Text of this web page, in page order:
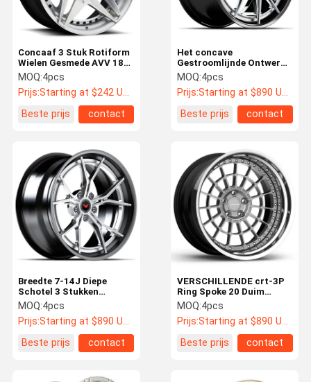
Het concave
Gestroomlijnde Ontwerp
sprak 3 Stukken Gesmede
Wielen vmp-306
MOQ:4pcs
Prijs:Starting at $890 US Dollars ea
Beste prijs
contact
Concaaf 3 Stuk Rotiform
Wielen Gesmede AVV 18
Duim aan 26 Duim
MOQ:4pcs
Prijs:Starting at $242 US Dollars ea
Beste prijs
contact
VERSCHILLENDE crt-3P
Ring Spoke 20 Duim
Gesteund OEM van 3
Stukwielen
MOQ:4pcs
Prijs:Starting at $890 US Dollars ea
Beste prijs
contact
Breedte 7-14J Diepe
Schotel 3 Stukken
Gesmede Randen vmp-
308 3PC-Configuraties
MOQ:4pcs
Prijs:Starting at $890 US Dollars ea
Beste prijs
contact